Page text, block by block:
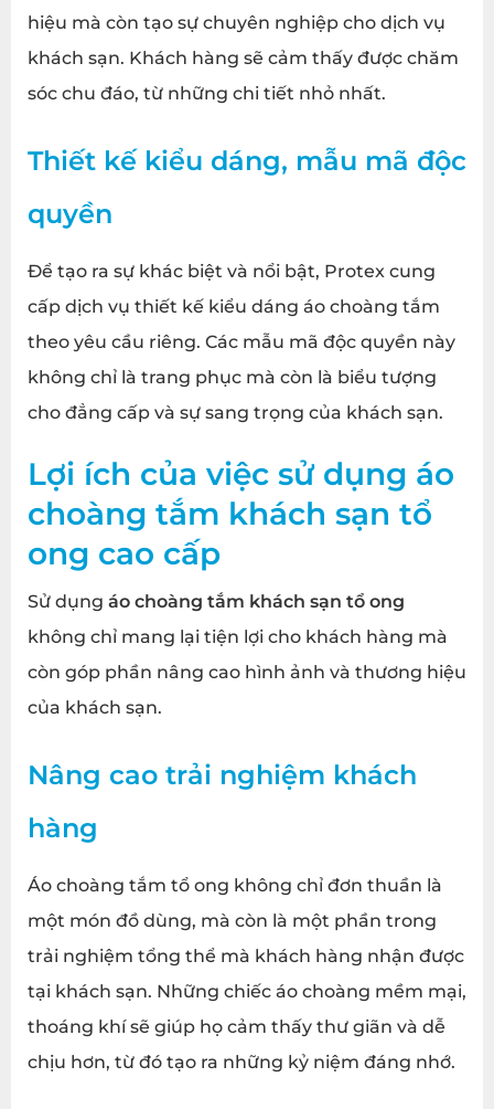
hiệu mà còn tạo sự chuyên nghiệp cho dịch vụ
khách sạn. Khách hàng sẽ cảm thấy được chăm
sóc chu đáo, từ những chi tiết nhỏ nhất.
Thiết kế kiểu dáng, mẫu mã độc
quyền
Để tạo ra sự khác biệt và nổi bật, Protex cung
cấp dịch vụ thiết kế kiểu dáng áo choàng tắm
theo yêu cầu riêng. Các mẫu mã độc quyền này
không chỉ là trang phục mà còn là biểu tượng
cho đẳng cấp và sự sang trọng của khách sạn.
Lợi ích của việc sử dụng áo
choàng tắm khách sạn tổ
ong cao cấp
Sử dụng áo choàng tắm khách sạn tổ ong
không chỉ mang lại tiện lợi cho khách hàng mà
còn góp phần nâng cao hình ảnh và thương hiệu
của khách sạn.
Nâng cao trải nghiệm khách
hàng
Áo choàng tắm tổ ong không chỉ đơn thuần là
một món đồ dùng, mà còn là một phần trong
trải nghiệm tổng thể mà khách hàng nhận được
tại khách sạn. Những chiếc áo choàng mềm mại,
thoáng khí sẽ giúp họ cảm thấy thư giãn và dễ
chịu hơn, từ đó tạo ra những kỷ niệm đáng nhớ.